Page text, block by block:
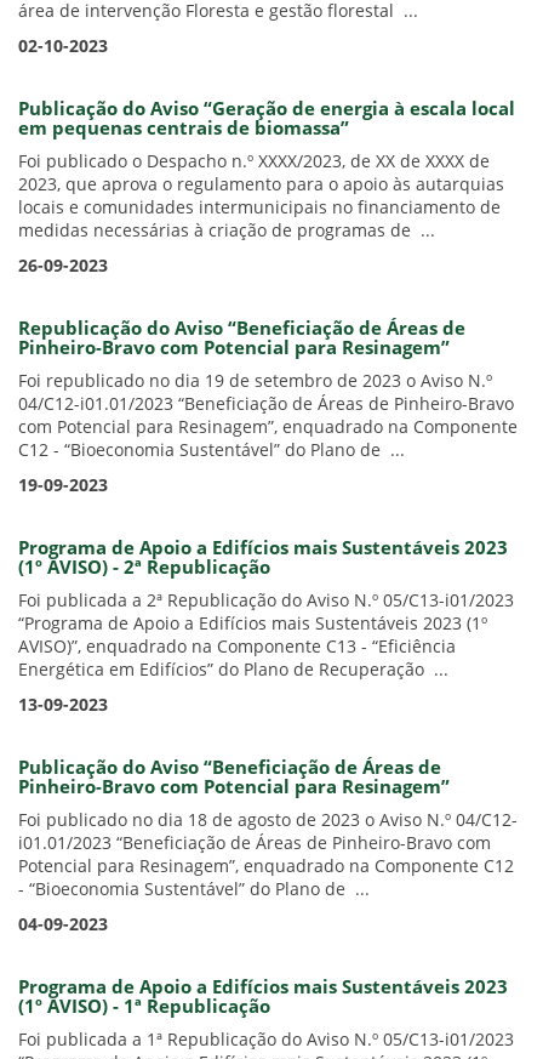
área de intervenção Floresta e gestão florestal ...
02-10-2023
Publicação do Aviso “Geração de energia à escala local
em pequenas centrais de biomassa”
Foi publicado o Despacho n.º XXXX/2023, de XX de XXXX de
2023, que aprova o regulamento para o apoio às autarquias
locais e comunidades intermunicipais no financiamento de
medidas necessárias à criação de programas de ...
26-09-2023
Republicação do Aviso “Beneficiação de Áreas de
Pinheiro-Bravo com Potencial para Resinagem”
Foi republicado no dia 19 de setembro de 2023 o Aviso N.º
04/C12-i01.01/2023 “Beneficiação de Áreas de Pinheiro-Bravo
com Potencial para Resinagem”, enquadrado na Componente
C12 - “Bioeconomia Sustentável” do Plano de ...
19-09-2023
Programa de Apoio a Edifícios mais Sustentáveis 2023
(1º AVISO) - 2ª Republicação
Foi publicada a 2ª Republicação do Aviso N.º 05/C13-i01/2023
“Programa de Apoio a Edifícios mais Sustentáveis 2023 (1º
AVISO)”, enquadrado na Componente C13 - “Eficiência
Energética em Edifícios” do Plano de Recuperação ...
13-09-2023
Publicação do Aviso “Beneficiação de Áreas de
Pinheiro-Bravo com Potencial para Resinagem”
Foi publicado no dia 18 de agosto de 2023 o Aviso N.º 04/C12-
i01.01/2023 “Beneficiação de Áreas de Pinheiro-Bravo com
Potencial para Resinagem”, enquadrado na Componente C12
- “Bioeconomia Sustentável” do Plano de ...
04-09-2023
Programa de Apoio a Edifícios mais Sustentáveis 2023
(1º AVISO) - 1ª Republicação
Foi publicada a 1ª Republicação do Aviso N.º 05/C13-i01/2023